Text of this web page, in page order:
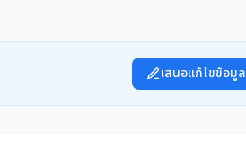
เสนอแก้ไขข้อมูล